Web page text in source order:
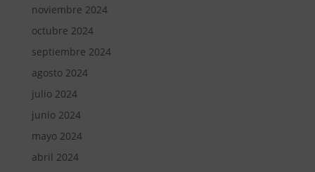
noviembre 2024
octubre 2024
septiembre 2024
agosto 2024
julio 2024
junio 2024
mayo 2024
abril 2024